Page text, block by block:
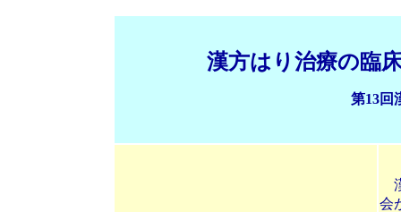
漢方はり治療の臨
第13回
会